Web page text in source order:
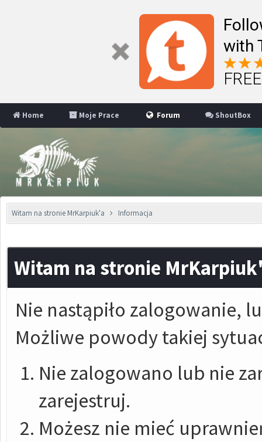
with
Home Moje Prace Forum ShoutBox
Witam na stronie MrKarpiuk'a Informacja
Witam na stronie
Nie nastąpiło zalogowanie,
Możliwe powody takiej
Nie zalogowano lub nie
zarejestruj.
Możesz nie mieć